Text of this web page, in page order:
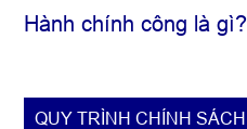
Hành chính công là gì?
QUY TRÌNH CHÍNH SÁCH